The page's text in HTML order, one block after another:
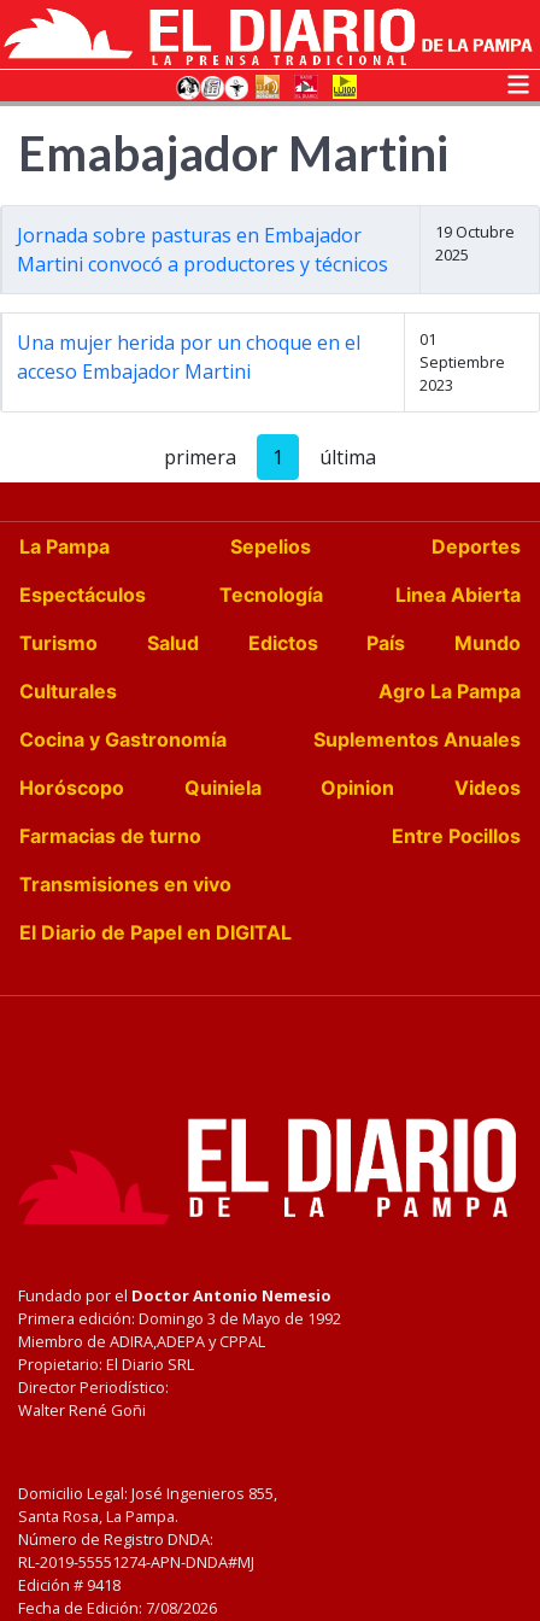
Emabajador Martini
Jornada sobre pasturas en Embajador
Martini convocó a productores y técnicos
19 Octubre
2025
Una mujer herida por un choque en el
acceso Embajador Martini
01
Septiembre
2023
primera 1 última
La Pampa Sepelios
Deportes
Espectáculos
Tecnología
Linea Abierta
Turismo
Salud Edictos País
Mundo
Culturales
Agro La Pampa
Cocina y Gastronomía
Suplementos Anuales
Horóscopo
Quiniela Opinion
Videos
Farmacias de turno
Entre Pocillos
Transmisiones en vivo
El Diario de Papel en DIGITAL
Fundado por el Doctor Antonio Nemesio
Primera edición: Domingo 3 de Mayo de 1992
Miembro de ADIRA,ADEPA y CPPAL
Propietario: El Diario SRL
Director Periodístico:
Walter René Goñi
Domicilio Legal: José Ingenieros 855,
Santa Rosa, La Pampa.
Número de Registro DNDA:
RL-2019-55551274-APN-DNDA#MJ
Edición # 9418
Fecha de Edición: 7/08/2026